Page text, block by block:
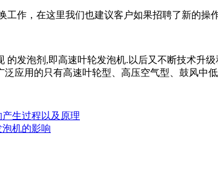
工作，在这里我们也建议客户如果招聘了新的操
的发泡剂,即高速叶轮发泡机.以后又不断技术升
应用的只有高速叶轮型、高压空气型、鼓风中
生过程以及原理
机的影响